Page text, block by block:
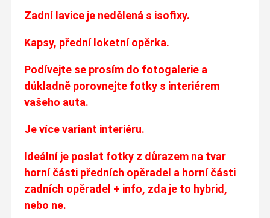
Zadní lavice je nedělená s isofixy.
Kapsy, přední loketní opěrka.
Podívejte se prosím do fotogalerie a
důkladně porovnejte fotky s interiérem
vašeho auta.
Je více variant interiéru.
Ideální je poslat fotky z důrazem na tvar
horní části předních opěradel a horní části
zadních opěradel + info, zda je to hybrid,
nebo ne.